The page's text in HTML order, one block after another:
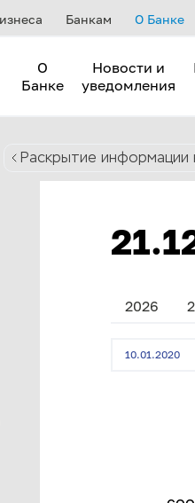
Банкам О Банке
О
Банке
Новости и
уведомления
Раскрытие информации
2026
10.01.2020